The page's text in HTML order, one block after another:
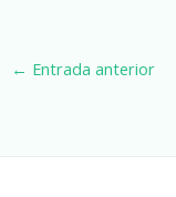
← Entrada anterior